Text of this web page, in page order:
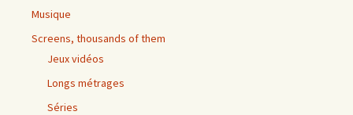
Musique
Screens, thousands of them
Jeux vidéos
Longs métrages
Séries